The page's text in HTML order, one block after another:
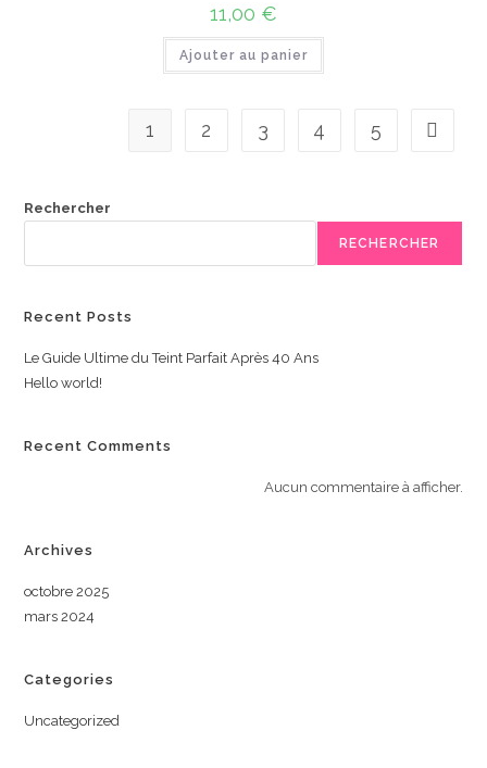
11,00 €
Ajouter au panier
1 2 3 4 5
Rechercher
RECHERCHER
Recent Posts
Le Guide Ultime du Teint Parfait Après 40 Ans
Hello world!
Recent Comments
Aucun commentaire à afficher.
Archives
octobre 2025
mars 2024
Categories
Uncategorized